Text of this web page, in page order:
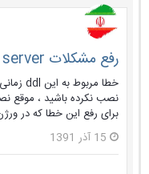
رفع مشکلات Wamp server
نصب نکرده باشید ، موقع
برای رفع این خطا که در ورژن های 5.3 و 5.4 رخ
15 آذر 1391